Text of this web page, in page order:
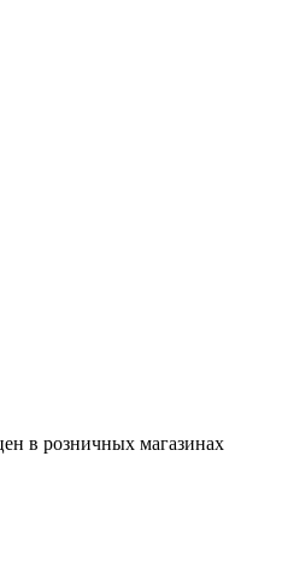
в розничных магазинах